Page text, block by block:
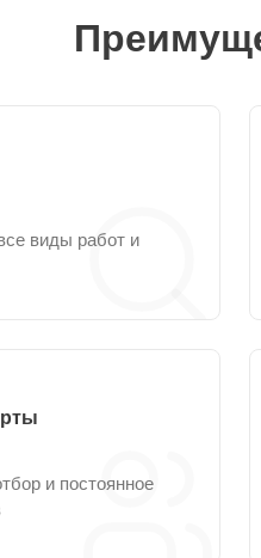
виды работ и
и постоянное